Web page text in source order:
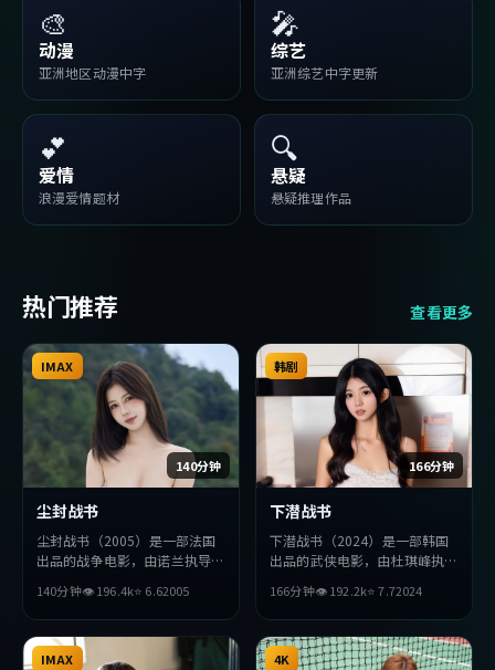
🎨
动漫
亚洲地区动漫中字
🎤
综艺
亚洲综艺中字更新
💕
爱情
浪漫爱情题材
🔍
悬疑
悬疑推理作品
热门推荐 查看更多
140分钟
IMAX
尘封战书
尘封战书（2005）是一部法国
出品的战争电影，由诺兰执导，
昊等主演。影片在叙事与视听上
力求突破，探讨人性与抉择，节
奏张弛有度，适合喜欢该类型的
观众完整观看。
140分钟👁196.4k⭐ 6.62005
166分钟
韩剧
下潜战书
下潜战书（2024）是一部韩国
出品的武侠电影，由杜琪峰执
演。影片在叙事与视听上力求突
破，探讨人性与抉择，节奏张弛
有度，适合喜欢该类型的观众完
整观看。
166分钟👁192.2k⭐7.72024
IMAX 4K